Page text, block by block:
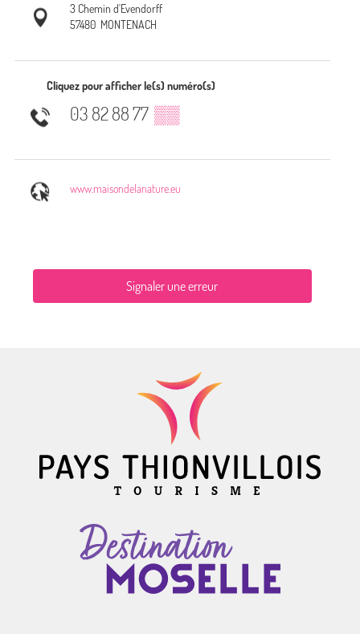
3 Chemin d'Evendorff
57480 MONTENACH
Cliquez pour afficher le(s) numéro(s)
03 82 88 77 ▒▒
www.maisondelanature.eu
Signaler une erreur